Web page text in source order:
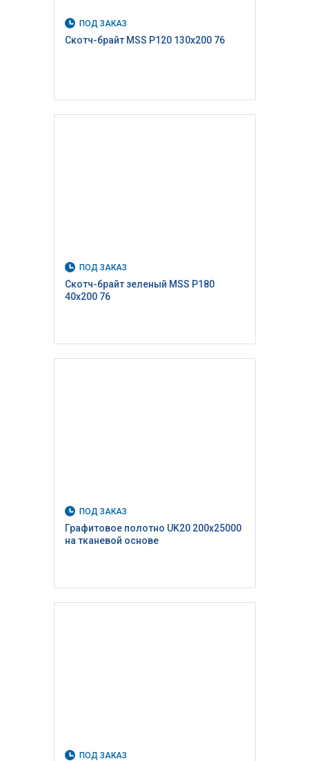
ПОД ЗАКАЗ
Скотч-брайт MSS P120 130х200 76
ПОД ЗАКАЗ
Скотч-брайт зеленый MSS P180
40х200 76
ПОД ЗАКАЗ
Графитовое полотно UK20 200х25000
на тканевой основе
ПОД ЗАКАЗ